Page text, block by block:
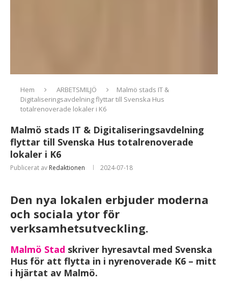
Hem ARBETSMILJÖ
Malmö stads IT &
Digitaliseringsavdelning flyttar till Svenska Hus
totalrenoverade lokaler i K6
Malmö stads IT & Digitaliseringsavdelning
flyttar till Svenska Hus totalrenoverade
lokaler i K6
Publicerat av Redaktionen 2024-07-18
Den nya lokalen erbjuder moderna
och sociala ytor för
verksamhetsutveckling.
Malmö Stad skriver hyresavtal med Svenska
Hus för att flytta in i nyrenoverade K6 – mitt
i hjärtat av Malmö.